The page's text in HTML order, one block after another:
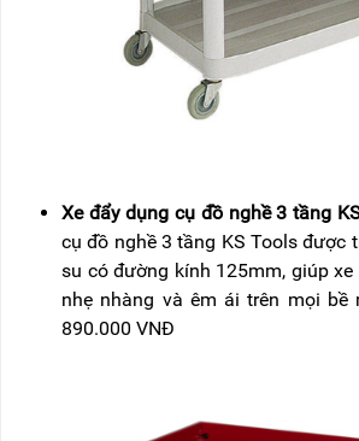
Xe đẩy dụng cụ đồ nghề 3 tầng
cụ đồ nghề 3 tầng KS Tools được
su có đường kính 125mm, giúp
nhẹ nhàng và êm ái trên mọi bề
890.000 VNĐ